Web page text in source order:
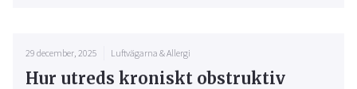
29 december, 2025 Luftvägarna & Allergi
Hur utreds kroniskt obstruktiv